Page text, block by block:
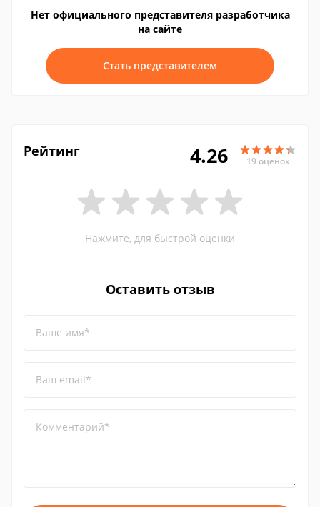
Нет официального представителя разработчика
на сайте
Стать представителем
Рейтинг 4.26 19 оценок
Нажмите, для быстрой оценки
Оставить отзыв
Ваше имя*
Ваш email*
Комментарий*